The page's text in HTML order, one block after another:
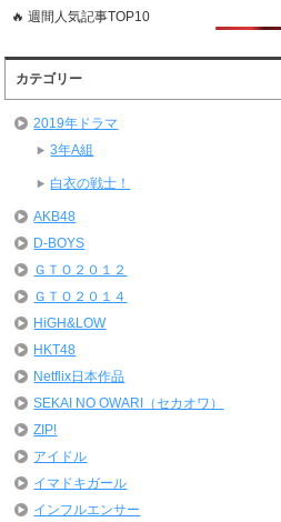
🔥 週間人気記事TOP10
カテゴリー
2019年ドラマ
3年A組
白衣の戦士！
AKB48
D-BOYS
ＧＴＯ２０１２
ＧＴＯ２０１４
HiGH&LOW
HKT48
Netflix日本作品
SEKAI NO OWARI（セカオワ）
ZIP!
アイドル
イマドキガール
インフルエンサー